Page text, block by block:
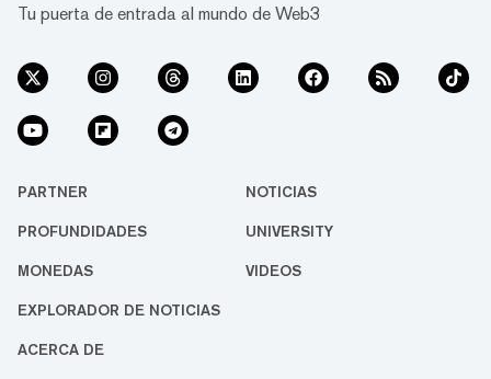
Tu puerta de entrada al mundo de Web3
PARTNER NOTICIAS
PROFUNDIDADES UNIVERSITY
MONEDAS VIDEOS
EXPLORADOR DE NOTICIAS
ACERCA DE